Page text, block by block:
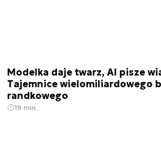
Modelka daje twarz, AI pisze
Tajemnice wielomiliardowego
randkowego
19 min.